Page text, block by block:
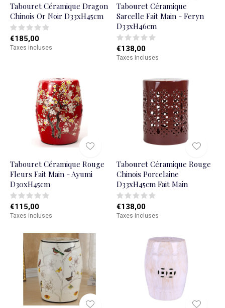
Tabouret Céramique Dragon
Chinois Or Noir D33xH45cm
€185,00
Taxes incluses
Tabouret Céramique
Sarcelle Fait Main - Feryn
D33xH46cm
€138,00
Taxes incluses
Tabouret Céramique Rouge
Fleurs Fait Main - Ayumi
D30xH45cm
€115,00
Taxes incluses
Tabouret Céramique Rouge
Chinois Porcelaine
D33xH45cm Fait Main
€138,00
Taxes incluses